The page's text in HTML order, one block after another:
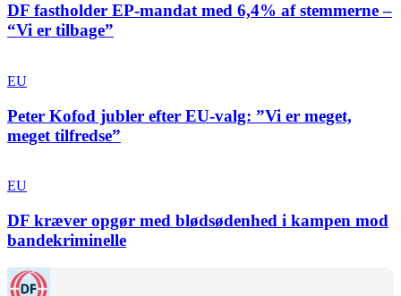
DF fastholder EP-mandat med 6,4% af stemmerne –
“Vi er tilbage”
EU
Peter Kofod jubler efter EU-valg: ”Vi er meget,
meget tilfredse”
EU
DF kræver opgør med blødsødenhed i kampen mod
bandekriminelle